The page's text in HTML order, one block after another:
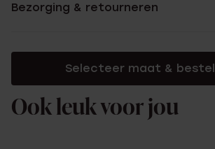
Bezorging & retourneren
Selecteer maat & bestel
Ook leuk voor jou